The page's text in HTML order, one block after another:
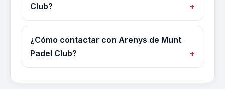
Club?
¿Cómo contactar con Arenys de Munt
Padel Club?